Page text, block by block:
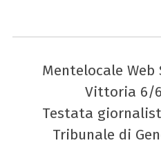
Mentelocale Web
Vittoria 6/
Testata
Tribunale di